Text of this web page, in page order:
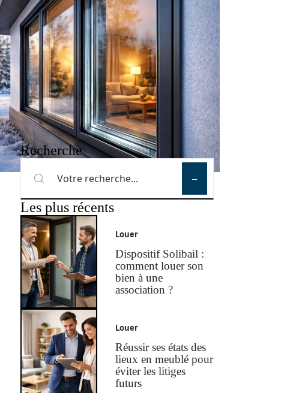
Recherche
Les plus récents
Louer
Dispositif Solibail :
comment louer son
bien à une
association ?
Louer
Réussir ses états des
lieux en meublé pour
éviter les litiges
futurs